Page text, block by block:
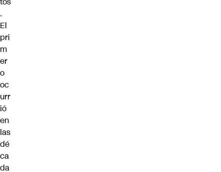
.
El
pri
m
er
o
oc
urr
ió
en
las
dé
ca
da